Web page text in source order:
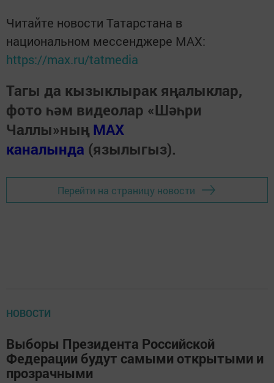
Читайте новости Татарстана в
национальном мессенджере MАХ:
https://max.ru/tatmedia
Тагы да кызыклырак яңалыклар,
фото һәм видеолар «Шәһри
Чаллы»ның MAX
каналында (язылыгыз).
Перейти на страницу новости
НОВОСТИ
Выборы Президента Российской
Федерации будут самыми открытыми и
прозрачными